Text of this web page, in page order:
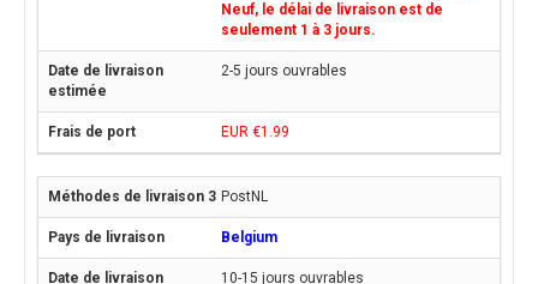
Neuf, le délai de livraison est de
seulement 1 à 3 jours.
2-5 jours ouvrables
EUR €1.99
PostNL
Belgium
10-15 jours ouvrables